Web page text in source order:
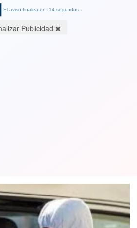
El aviso finaliza en: 13 segundos.
Publicidad